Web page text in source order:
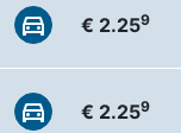
€ 2.259
€ 2.259